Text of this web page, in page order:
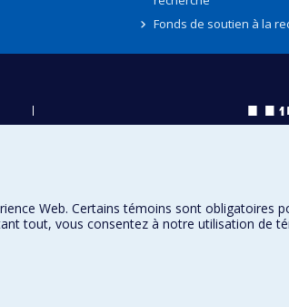
Fonds de soutien à la
Web. Certains témoins sont obligatoires
tout, vous consentez à notre utilisation de